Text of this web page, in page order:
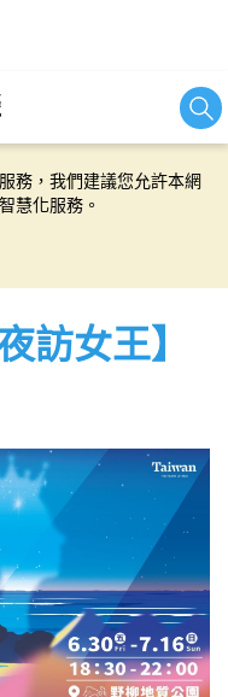
網站服務，並有助於為
務，我們建議您允許本網
慧化服務。
訪女王】